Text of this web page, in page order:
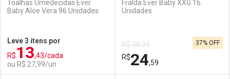
Comprar sem Desconto
Por R$ 17,59/cada
Comprar sem Desconto
Por R$ 17,59/cada
Comprar sem Desconto
Por R$ 14,39/cada
Comprar sem Desconto
Por R$ 14,39/cada
Toalhas Umedecidas Ever
Baby Aloe Vera 96 Unidades
Leve 3 itens por
R$13,43/cada
ou R$ 27,99/un
Fralda Ever Baby XXG 16
Unidades
R$ 38,99
R$24,59
37% OFF